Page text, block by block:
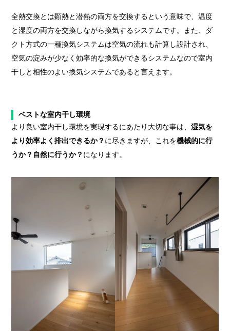
全熱交換とは顕熱と潜熱の両方を交換するという意味で、温度
と湿度の両方を交換しながら換気するシステムです。また、ダ
クト方式の一種換気システムは空気の流れも計算し設計され、
空気の淀みが少なく効率的な換気ができるシステムなので室内
干しと相性のよい換気システムであると言えます。
ベストな室内干し環境
より良い室内干し環境を実現するにあたり大切な事は、湿気を
より効率よく排出できるか？ に尽きますが、これを機械的に行
うか？自然に行うか？ になります。